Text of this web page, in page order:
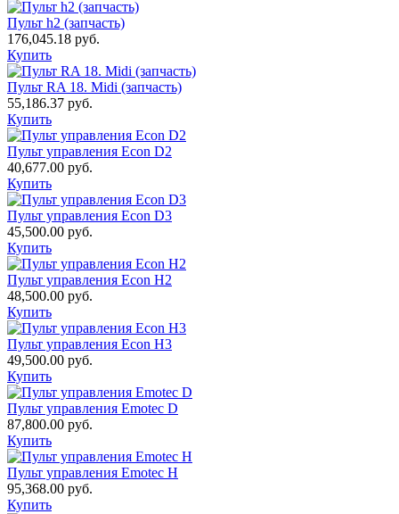
Пульт h2 (запчасть)
176,045.18 руб.
Купить
Пульт RA 18. Midi (запчасть)
55,186.37 руб.
Купить
Пульт управления Econ D2
40,677.00 руб.
Купить
Пульт управления Econ D3
45,500.00 руб.
Купить
Пульт управления Econ H2
48,500.00 руб.
Купить
Пульт управления Econ H3
49,500.00 руб.
Купить
Пульт управления Emotec D
87,800.00 руб.
Купить
Пульт управления Emotec H
95,368.00 руб.
Купить